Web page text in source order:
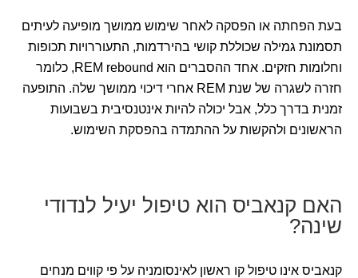
בעת הפחתה או הפסקה לאחר שימוש ממושך מופיעה לעיתים
תסמונת גמילה שכוללת קושי בהירדמות, התעוררויות תכופות
וחלומות חזקים. אחד ההסברים הוא REM rebound, כלומר
חזרה לשגרה של שנת REM אחרי דיכוי ממושך שלה. התופעה
זמנית בדרך כלל, אבל יכולה להיות אינטנסיבית בשבועות
הראשונים ולהקשות על ההתמדה בהפסקת השימוש.
האם קנאביס הוא טיפול יעיל לנדודי
שינה?
קנאביס אינו טיפול קו ראשון לאינסומניה על פי קווים מנחים